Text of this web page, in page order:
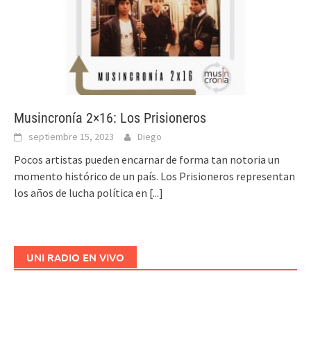
Musincronía 2×16: Los Prisioneros
septiembre 15, 2023 Diego
Pocos artistas pueden encarnar de forma tan notoria un
momento histórico de un país. Los Prisioneros representan
los años de lucha política en [...]
UNI RADIO EN VIVO